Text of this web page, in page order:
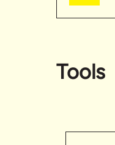
Tools